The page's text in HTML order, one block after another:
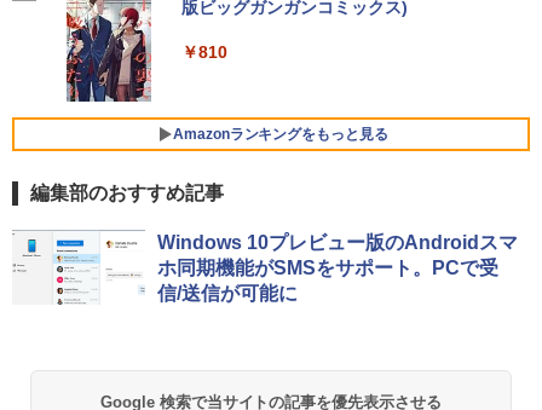
【週末限定999円OFF！】 中古ノートパ
Pro NEC VersaPro VKT16XZG4 Core i5
8GB 15.6インチ 中古 パソコン ノートパ
【★最大100%ポイント】Lenovo Think
ソコン 中古PC 中古ノートパソコン Win
軽減 フリッカーフリー VESA対応 フレー
ト1000:1 チルト調節可 ビジネス用 【送
￥10,980
5
IOデータ 3辺フレームレス＆広視野角A
ルHD(1920×1080) /ワイド］ ブラック
KH-A221DB
￥13,980
ver 山中柔太朗(B4サイズ両面ピンナッ
リング ANC 36時間再生
￥3,480
【Amazon.co.jp限定】 伊藤園 磨かれて、澄
] [ 水 ] [ ペットボトル ] [ 箱買い ] [ ストック
￥998
版ビッグガンガンコミックス)
￥810
Amazonランキングをもっと見る
編集部のおすすめ記事
Windows 10プレビュー版のAndroidスマ
ホ同期機能がSMSをサポート。PCで受
信/送信が可能に
Google 検索で当サイトの記事を優先表示させる